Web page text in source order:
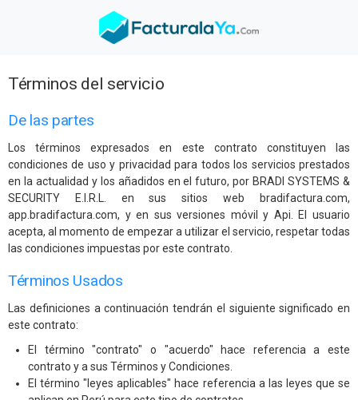
Términos del servicio
De las partes
Los términos expresados en este contrato constituyen las
condiciones de uso y privacidad para todos los servicios prestados
en la actualidad y los añadidos en el futuro, por BRADI SYSTEMS &
SECURITY E.I.R.L. en sus sitios web bradifactura.com,
app.bradifactura.com, y en sus versiones móvil y Api. El usuario
acepta, al momento de empezar a utilizar el servicio, respetar todas
las condiciones impuestas por este contrato.
Términos Usados
Las definiciones a continuación tendrán el siguiente significado en
este contrato:
El término "contrato" o "acuerdo" hace referencia a este
contrato y a sus Términos y Condiciones.
El término "leyes aplicables" hace referencia a las leyes que se